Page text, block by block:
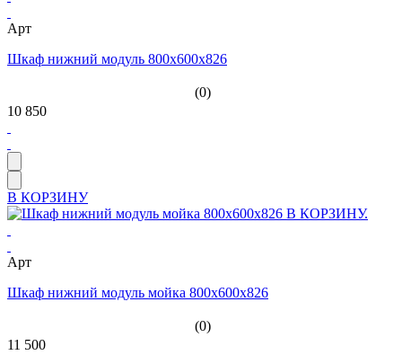
Арт
Шкаф нижний модуль 800х600х826
(0)
10 850
В КОРЗИНУ
Арт
Шкаф нижний модуль мойка 800х600х826
(0)
11 500